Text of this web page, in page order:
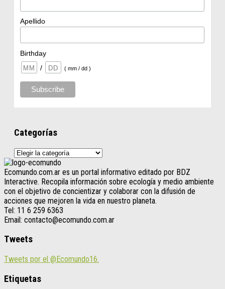
Apellido
Birthday
/
( mm / dd )
Categorías
Categorías
Ecomundo.com.ar es un portal informativo editado por BDZ
Interactive. Recopila información sobre ecología y medio ambiente
con el objetivo de concientizar y colaborar con la difusión de
acciones que mejoren la vida en nuestro planeta.
Tel: 11 6 259 6363
Email: contacto@ecomundo.com.ar
Tweets
Tweets por el @Ecomundo16.
Etiquetas